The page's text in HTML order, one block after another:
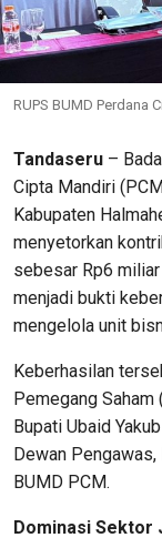
RUPS BUMD Perdana
Tandaseru –
Cipta Mandiri
Kabupaten
menyetorkan
sebesar Rp6
menjadi bukti
mengelola unit
Keberhasilan
Pemegang
Bupati Ubaid
Dewan
BUMD PCM.
Dominasi Sektor